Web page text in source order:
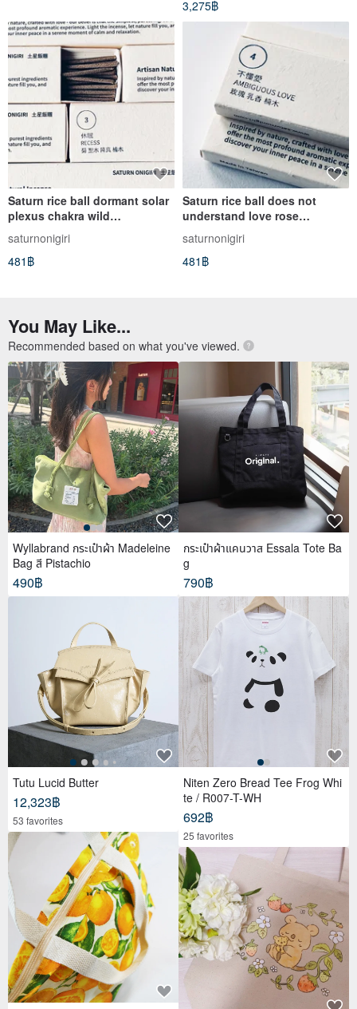
3,275฿
Saturn rice ball dormant solar
plexus chakra wild
chrysanthemum handmade
incense sticks pure natural
meditation job
saturnonigiri
481฿
Saturn rice ball does not
understand love rose
frankincense handmade
thread incense chakra pure
natural purification meditation
saturnonigiri
481฿
You May Like...
Recommended based on what you've viewed.
Wyllabrand กระเป๋าผ้า Madeleine
Bag สี Pistachio
490฿
Tutu Lucid Butter
12,323฿
53 favorites
กระเป๋าผ้าแคนวาส Essala Tote Ba
g
790฿
Niten Zero Bread Tee Frog Whi
te / R007-T-WH
692฿
25 favorites